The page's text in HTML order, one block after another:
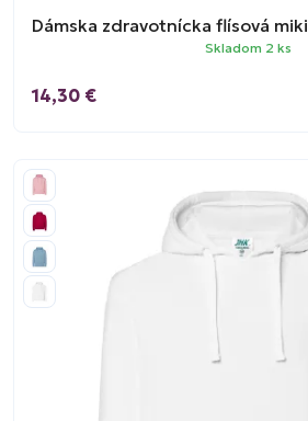
Dámska zdravotnícka flísová
Skladom 2 ks
14,30 €